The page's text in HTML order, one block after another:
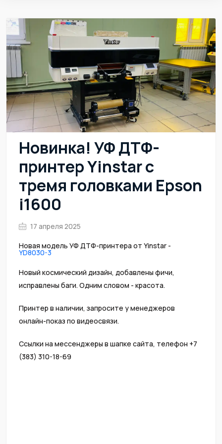
Новинка! УФ ДТФ-
принтер Yinstar с
тремя головками Epson
i1600
17 апреля 2025
Новая модель УФ ДТФ-принтера от Yinstar -
YD8030-3
Новый космический дизайн, добавлены фичи,
исправлены баги. Одним словом - красота.
Принтер в наличии, запросите у менеджеров
онлайн-показ по видеосвязи.
Ссылки на мессенджеры в шапке сайта, телефон +7
(383) 310-18-69